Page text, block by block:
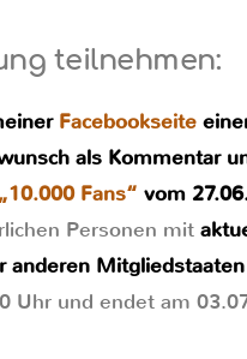
teilnehmen:
Facebookseite
als Kommentar
Fans“ vom
Personen mit
anderen
Uhr und endet am